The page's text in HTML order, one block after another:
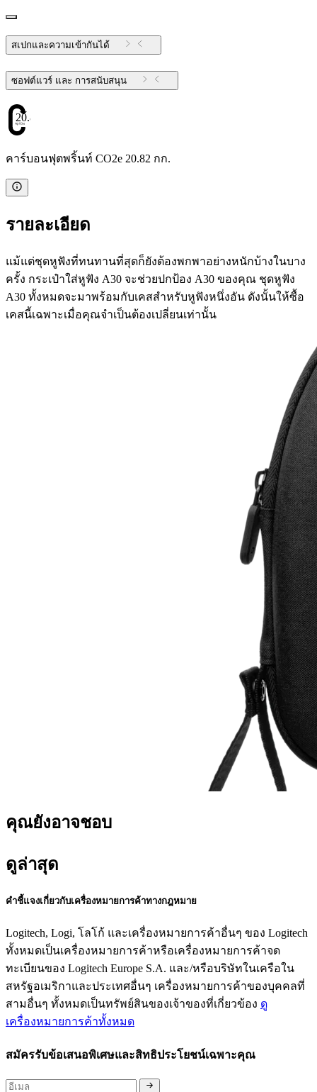
สเปกและความเข้ากันได้
ซอฟต์แวร์ และ การสนับสนุน
20.82
คาร์บอนฟุตพริ้นท์ CO2e 20.82 กก.
รายละเอียด
แม้แต่ชุดหูฟังที่ทนทานที่สุดก็ยังต้องพกพาอย่างหนักบ้างในบาง
ครั้ง กระเป๋าใส่หูฟัง A30 จะช่วยปกป้อง A30 ของคุณ ชุดหูฟัง
A30 ทั้งหมดจะมาพร้อมกับเคสสำหรับหูฟังหนึ่งอัน ดังนั้นให้ซื้อ
เคสนี้เฉพาะเมื่อคุณจำเป็นต้องเปลี่ยนเท่านั้น
คุณยังอาจชอบ
ดูล่าสุด
คำชี้แจงเกี่ยวกับเครื่องหมายการค้าทางกฎหมาย
Logitech, Logi, โลโก้ และเครื่องหมายการค้าอื่นๆ ของ Logitech
ทั้งหมดเป็นเครื่องหมายการค้าหรือเครื่องหมายการค้าจด
ทะเบียนของ Logitech Europe S.A. และ/หรือบริษัทในเครือใน
สหรัฐอเมริกาและประเทศอื่นๆ เครื่องหมายการค้าของบุคคลที่
สามอื่นๆ ทั้งหมดเป็นทรัพย์สินของเจ้าของที่เกี่ยวข้อง ดู
เครื่องหมายการค้าทั้งหมด
สมัครรับข้อเสนอพิเศษและสิทธิประโยชน์เฉพาะคุณ